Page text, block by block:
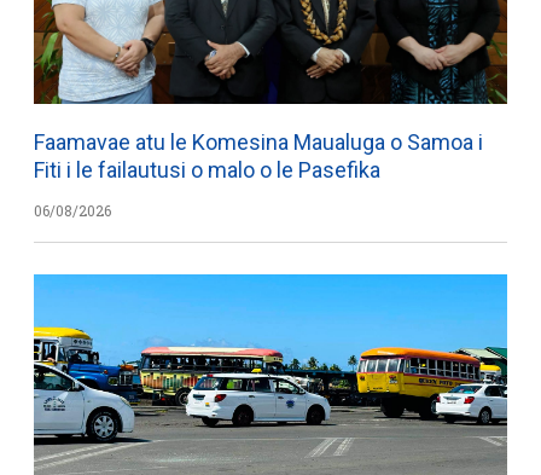
Faamavae atu le Komesina Maualuga o Samoa i
Fiti i le failautusi o malo o le Pasefika
06/08/2026